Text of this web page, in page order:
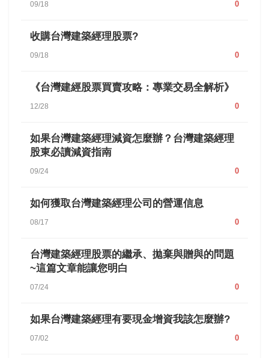
09/18 0
收購台灣建築經理股票?
09/18 0
《台灣建經股票買賣攻略：專業交易全解析》
12/28 0
如果台灣建築經理減資怎麼辦？台灣建築經理
股東必讀減資指南
09/24 0
如何獲取台灣建築經理公司的營運信息
08/17 0
台灣建築經理股票的繼承、拋棄與贈與的問題
~這篇文章能讓您明白
07/24 0
如果台灣建築經理有要現金增資我該怎麼辦?
07/02 0